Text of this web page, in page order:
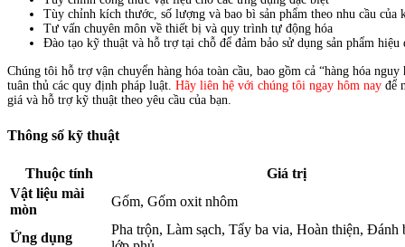
Tùy chỉnh kích thước, số lượng và bao bì sản phẩm theo nhu cầu của
Tư vấn chuyên môn về thiết bị và quy trình tự động hóa
Đào tạo kỹ thuật và hỗ trợ tại chỗ để đảm bảo sử dụng sản phẩm hiệu
Chúng tôi hỗ trợ vận chuyển hàng hóa toàn cầu, bao gồm cả “hàng hóa nguy
tuân thủ các quy định pháp luật. Hãy liên hệ với chúng tôi ngay hôm nay để
giá và hỗ trợ kỹ thuật theo yêu cầu của bạn.
Thông số kỹ thuật
Thuộc tính
Giá trị
Vật liệu mài
mòn
Gốm, Gốm oxit nhôm
Ứng dụng
Pha trộn, Làm sạch, Tẩy ba via, Hoàn thiện, Đánh